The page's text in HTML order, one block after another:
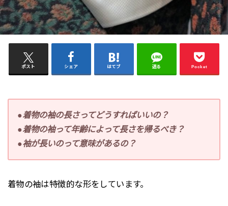
ポスト シェア はてブ 送る Pocket
●着物の袖の長さってどうすればいいの？
●着物の袖って年齢によって長さを帰るべき？
●袖が長いのって意味があるの？
着物の袖は特徴的な形をしています。